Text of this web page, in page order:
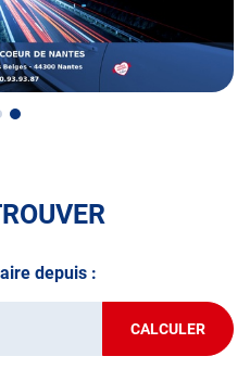
depuis :
CALCULER
JUSQU'AU
POINT